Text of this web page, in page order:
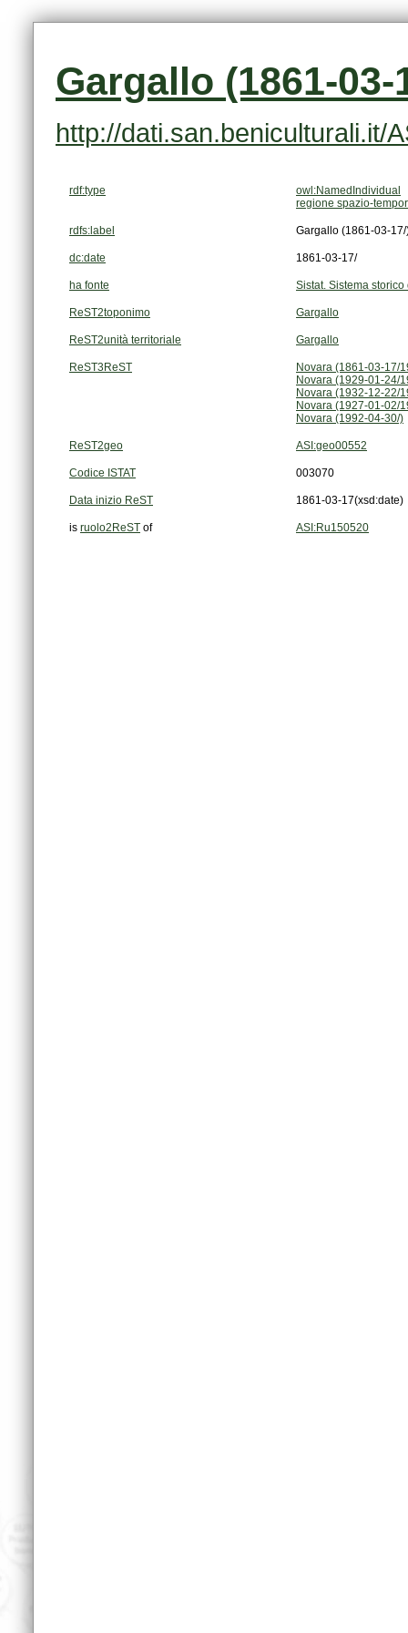
Gargallo (1861-03-
http://dati.san.beniculturali.it/
rdf:type
owl:NamedIndividual
regione spazio-
rdfs:label Gargallo (1861-03-17/
dc:date 1861-03-17/
ha fonte Sistat. Sistema
ReST2toponimo Gargallo
ReST2unità territoriale Gargallo
ReST3ReST
Novara (1861-03-17/
Novara (1929-01-24/
Novara (1932-12-22/
Novara (1927-01-02/
Novara (1992-04-30/)
ReST2geo ASI:geo00552
Codice ISTAT 003070
Data inizio ReST 1861-03-17(xsd:date)
is ruolo2ReST of ASI:Ru150520